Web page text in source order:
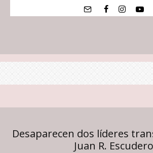
Desaparecen dos líderes
Juan R. Escudero